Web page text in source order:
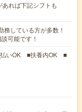
れば下記シフトも
務している方が多数！
可能です！
払いOK ■扶養内OK ■